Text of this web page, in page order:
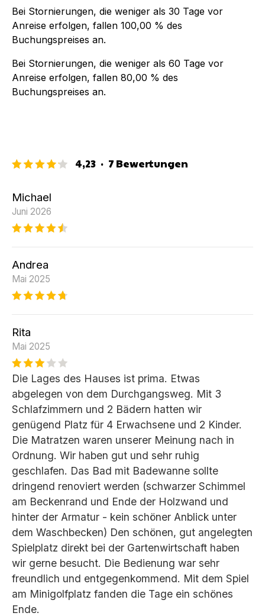
Bei Stornierungen, die weniger als 30 Tage vor
Anreise erfolgen, fallen 100,00 % des
Buchungspreises an.
Bei Stornierungen, die weniger als 60 Tage vor
Anreise erfolgen, fallen 80,00 % des
Buchungspreises an.
4,23 · 7 Bewertungen
Michael
Juni 2026
Andrea
Mai 2025
Rita
Mai 2025
Die Lages des Hauses ist prima. Etwas
abgelegen von dem Durchgangsweg. Mit 3
Schlafzimmern und 2 Bädern hatten wir
genügend Platz für 4 Erwachsene und 2 Kinder.
Die Matratzen waren unserer Meinung nach in
Ordnung. Wir haben gut und sehr ruhig
geschlafen. Das Bad mit Badewanne sollte
dringend renoviert werden (schwarzer Schimmel
am Beckenrand und Ende der Holzwand und
hinter der Armatur - kein schöner Anblick unter
dem Waschbecken) Den schönen, gut angelegten
Spielplatz direkt bei der Gartenwirtschaft haben
wir gerne besucht. Die Bedienung war sehr
freundlich und entgegenkommend. Mit dem Spiel
am Minigolfplatz fanden die Tage ein schönes
Ende.